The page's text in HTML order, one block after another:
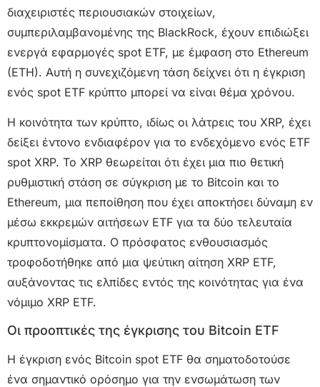
διαχειριστές περιουσιακών στοιχείων,
συμπεριλαμβανομένης της BlackRock, έχουν επιδιώξει
ενεργά εφαρμογές spot ETF, με έμφαση στο Ethereum
(ETH). Αυτή η συνεχιζόμενη τάση δείχνει ότι η έγκριση
ενός spot ETF κρύπτο μπορεί να είναι θέμα χρόνου.
Η κοινότητα των κρύπτο, ιδίως οι λάτρεις του XRP, έχει
δείξει έντονο ενδιαφέρον για το ενδεχόμενο ενός ETF
spot XRP. Το XRP θεωρείται ότι έχει μια πιο θετική
ρυθμιστική στάση σε σύγκριση με το Bitcoin και το
Ethereum, μια πεποίθηση που έχει αποκτήσει δύναμη εν
μέσω εκκρεμών αιτήσεων ETF για τα δύο τελευταία
κρυπτονομίσματα. Ο πρόσφατος ενθουσιασμός
τροφοδοτήθηκε από μια ψεύτικη αίτηση XRP ETF,
αυξάνοντας τις ελπίδες εντός της κοινότητας για ένα
νόμιμο XRP ETF.
Οι προοπτικές της έγκρισης του Bitcoin ETF
Η έγκριση ενός Bitcoin spot ETF θα σηματοδοτούσε
ένα σημαντικό ορόσημο για την ενσωμάτωση των